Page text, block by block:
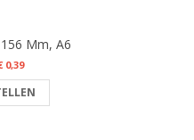
Mm, A6
0,39